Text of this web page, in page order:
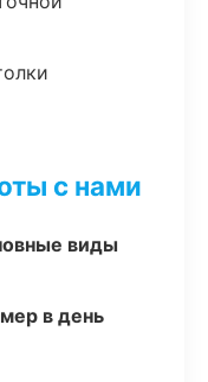
с нами
виды
в день